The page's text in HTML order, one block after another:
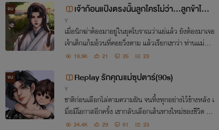
จบ
เจ้าก้อนแป้งตรงนั้นลูกใครไม่ว่า...ลูกข้าไม่ใ
Y
เมื่อนักฆ่าต้องมาอยู่ในยุคโบราณว่าแย่แล้ว ยังต้องมาเจอ
เจ้าเด็กแก้มอ้วนที่คอยวิ่งตาม แล้วเรียกเขาว่า ท่านแม่อีก
ชีวิตนี้ช่างบันเทิงเสียจริง
19.9K 21 25 23
จบ Replay รักคุณแม่ซุปตาร์(90s)
Y
ชาติก่อนเลือกไล่ตามความฝัน จนทิ้งทุกอย่างไว้ข้างหลัง เ
มื่อมีโอกาสอีกครั้ง เขากลับเลือกเส้นทางใหม่ของชีวิต ทิ้ง
ชื่อเสียงและความโด่งดังที่เคยมี เพื่อเจ้าตัวน้อยอีกครั้ง
24.4K 29 61 23